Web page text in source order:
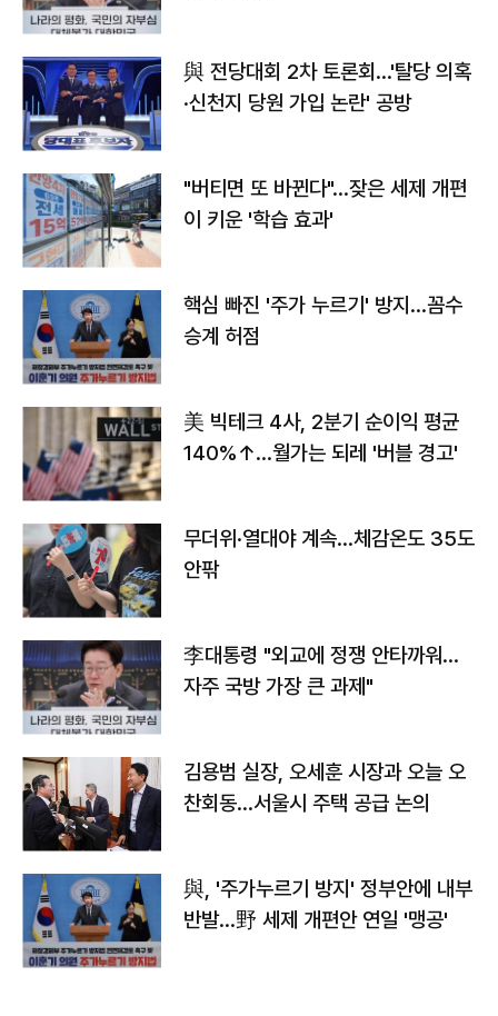
與 전당대회 2차 토론회…'탈당 의혹
·신천지 당원 가입 논란' 공방
"버티면 또 바뀐다"…잦은 세제 개편
이 키운 '학습 효과'
핵심 빠진 '주가 누르기' 방지…꼼수
승계 허점
美 빅테크 4사, 2분기 순이익 평균
140%↑…월가는 되레 '버블 경고'
무더위·열대야 계속…체감온도 35도
안팎
李대통령 "외교에 정쟁 안타까워…
자주 국방 가장 큰 과제"
김용범 실장, 오세훈 시장과 오늘 오
찬회동...서울시 주택 공급 논의
與, '주가누르기 방지' 정부안에 내부
반발…野 세제 개편안 연일 '맹공'